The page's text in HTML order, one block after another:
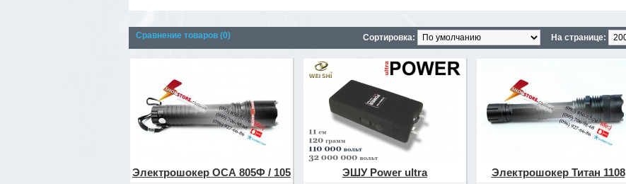
Рекомендуется применять такие приборы с эффектом неожиданности. Средняя цена приборов такой мощности
варьируется в пределах 250-300 гривен. Поставщиками таких приборов на Украинский рынок являются в основном
Тайвань или Малайзия.
Электрошокеры средней мощности разряда
Соответственно такие приборы имеют мощность генерируемого импульса значительно выше чем у предыдущих
аналогов. Такие электрошокеры уже можно достаточно эффективно использовать не только для отражения агрессии
бездомных животных, но и эффективно применять против злоумышленников. Мощность создаваемого импульса в
моделях такого класса может вирироваться от 40 000 до 150 000 вольт, что уже достаточно ощутимо. При
воздействии такой мощности на организм человека, можно вызвать нарушение функций моторики и координации в
пространстве. В зависимости от массы тела нападающего, такой разряд может вызвать и кратковременную потерю
сознания. Большая часть моделей, которые представлены в нашем интернет магазине, относятся именно к этому
На странице:
Сортировка:
Сравнение товаров (0)
Электрошокер ОСА 805Ф / 105 ЭШУ Power ultra Электрошокер Титан 1108